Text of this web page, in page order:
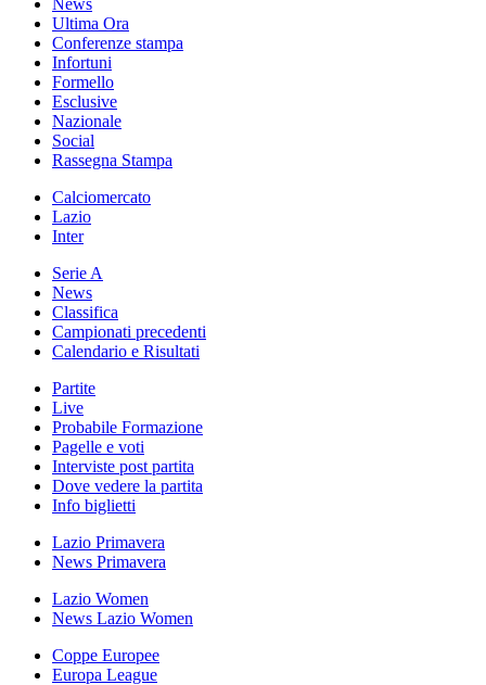
News
Ultima Ora
Conferenze stampa
Infortuni
Formello
Esclusive
Nazionale
Social
Rassegna Stampa
Calciomercato
Lazio
Inter
Serie A
News
Classifica
Campionati precedenti
Calendario e Risultati
Partite
Live
Probabile Formazione
Pagelle e voti
Interviste post partita
Dove vedere la partita
Info biglietti
Lazio Primavera
News Primavera
Lazio Women
News Lazio Women
Coppe Europee
Europa League